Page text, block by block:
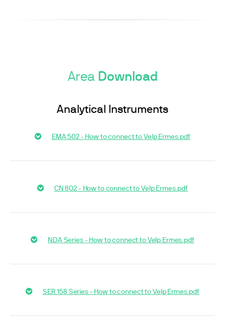
Area Download
Analytical Instruments
EMA 502 - How to connect to Velp Ermes.pdf
CN 802 - How to connect to Velp Ermes.pdf
NDA Series - How to connect to Velp Ermes.pdf
SER 158 Series - How to connect to Velp Ermes.pdf